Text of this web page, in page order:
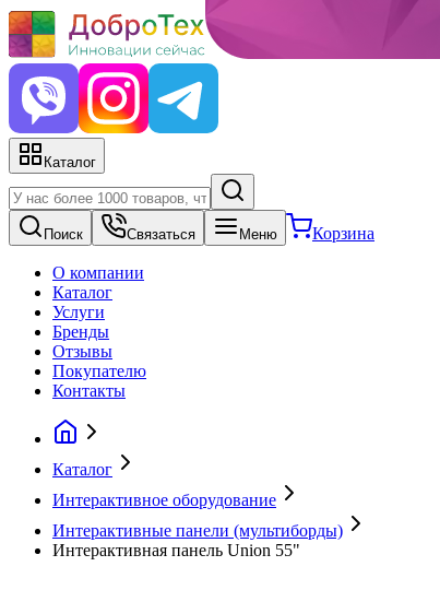
Каталог
Поиск Связаться Меню Корзина
О компании
Каталог
Услуги
Бренды
Отзывы
Покупателю
Контакты
Каталог
Интерактивное оборудование
Интерактивные панели (мультиборды)
Интерактивная панель Union 55"